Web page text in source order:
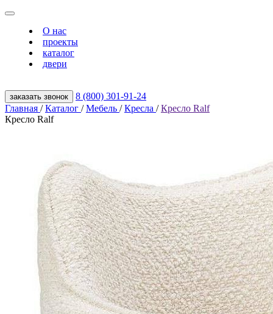
О нас
проекты
каталог
двери
заказать звонок
8 (800) 301‑91‑24
Главная / Каталог / Мебель / Кресла / Кресло Ralf
Кресло Ralf